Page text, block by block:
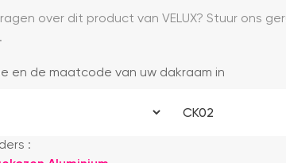
over dit product van VELUX? Stuur ons
en de maatcode van uw dakraam in
: